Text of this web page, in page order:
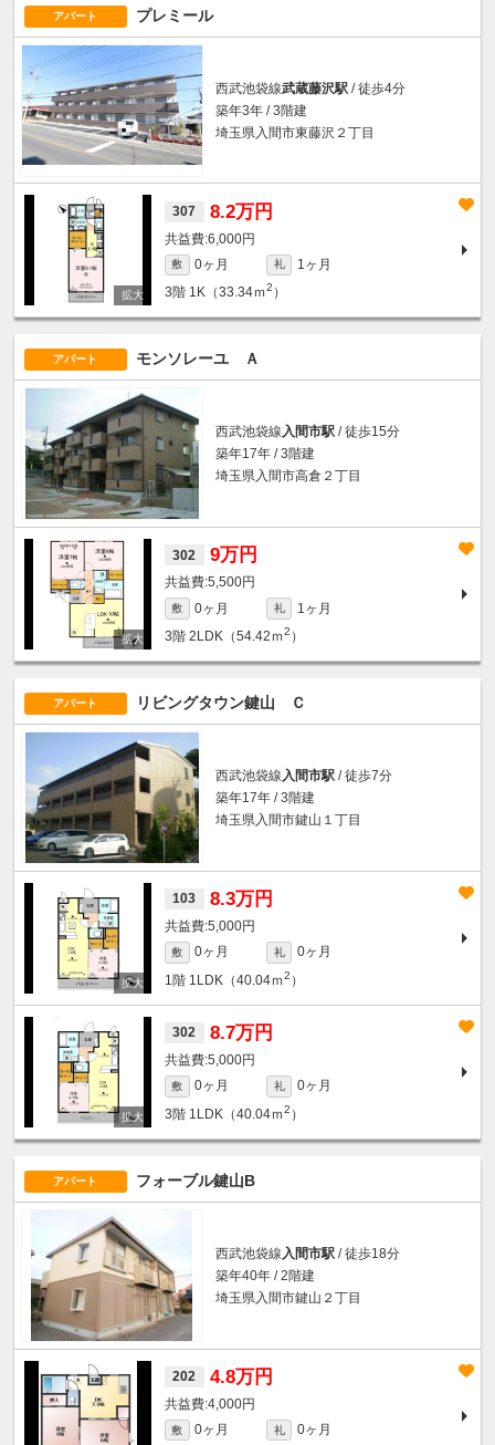
アパート プレミール
西武池袋線武蔵藤沢駅 / 徒歩4分
築年3年 / 3階建
埼玉県入間市東藤沢２丁目
307 8.2万円
6,000円
敷 0ヶ月 礼
1ヶ月
3階 1K（33.34ｍ2 ）
アパート モンソレーユ Ａ
西武池袋線入間市駅 / 徒歩15分
築年17年 / 3階建
埼玉県入間市高倉２丁目
302 9万円
5,500円
敷 0ヶ月 礼
1ヶ月
3階 2LDK（54.42ｍ2 ）
アパート リビングタウン鍵山 Ｃ
西武池袋線入間市駅 / 徒歩7分
築年17年 / 3階建
埼玉県入間市鍵山１丁目
103 8.3万円
5,000円
敷 0ヶ月 礼
0ヶ月
1階 1LDK（40.04ｍ2 ）
302 8.7万円
5,000円
敷 0ヶ月 礼
0ヶ月
3階 1LDK（40.04ｍ2 ）
アパート フォーブル鍵山B
西武池袋線 入間市駅 / 徒歩18分
築年40年 / 2階建
埼玉県入間市鍵山２丁目
202 4.8万円
4,000円
敷 0ヶ月 礼
0ヶ月